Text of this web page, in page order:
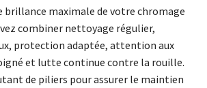
brillance maximale de votre chromage
combiner nettoyage régulier,
protection adaptée, attention aux
et lutte continue contre la rouille.
de piliers pour assurer le maintien